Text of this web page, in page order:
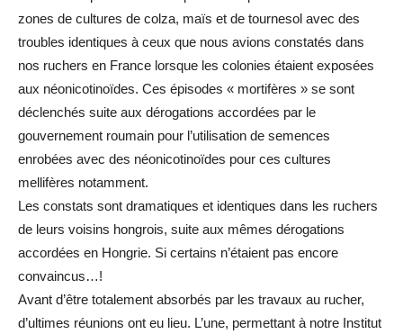
zones de cultures de colza, maïs et de tournesol avec des
troubles identiques à ceux que nous avions constatés dans
nos ruchers en France lorsque les colonies étaient exposées
aux néonicotinoïdes. Ces épisodes « mortifères » se sont
déclenchés suite aux dérogations accordées par le
gouvernement roumain pour l’utilisation de semences
enrobées avec des néonicotinoïdes pour ces cultures
mellifères notamment.
Les constats sont dramatiques et identiques dans les ruchers
de leurs voisins hongrois, suite aux mêmes dérogations
accordées en Hongrie. Si certains n’étaient pas encore
convaincus…!
Avant d’être totalement absorbés par les travaux au rucher,
d’ultimes réunions ont eu lieu. L’une, permettant à notre Institut